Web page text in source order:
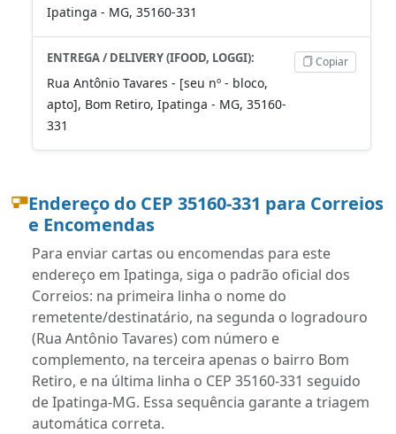
Ipatinga - MG, 35160-331
ENTREGA / DELIVERY (IFOOD, LOGGI):
Rua Antônio Tavares - [seu nº - bloco,
apto], Bom Retiro, Ipatinga - MG, 35160-
331
Copiar
Endereço do CEP 35160-331 para Correios
e Encomendas
Para enviar cartas ou encomendas para este
endereço em Ipatinga, siga o padrão oficial dos
Correios: na primeira linha o nome do
remetente/destinatário, na segunda o logradouro
(Rua Antônio Tavares) com número e
complemento, na terceira apenas o bairro Bom
Retiro, e na última linha o CEP 35160-331 seguido
de Ipatinga-MG. Essa sequência garante a triagem
automática correta.